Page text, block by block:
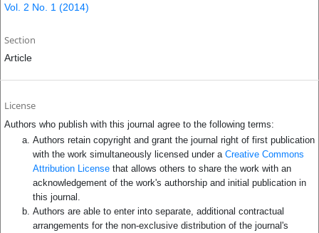
Vol. 2 No. 1 (2014)
Section
Article
License
Authors who publish with this journal agree to the following terms:
Authors retain copyright and grant the journal right of first publication
with the work simultaneously licensed under a Creative Commons
Attribution Licensethat allows others to share the work with an
acknowledgement of the work's authorship and initial publication in
this journal.
Authors are able to enter into separate, additional contractual
arrangements for the non-exclusive distribution of the journal's